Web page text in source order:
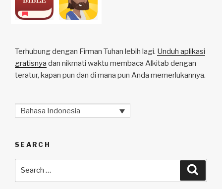
Terhubung dengan Firman Tuhan lebih lagi. Unduh aplikasi
gratisnya dan nikmati waktu membaca Alkitab dengan
teratur, kapan pun dan di mana pun Anda memerlukannya.
Bahasa Indonesia
SEARCH